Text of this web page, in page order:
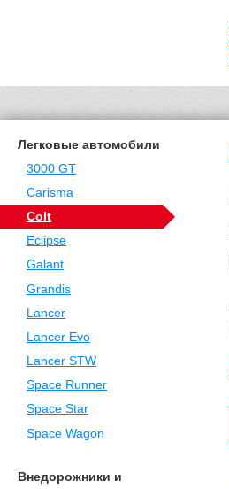
Легковые автомобили
3000 GT
Carisma
Colt
Eclipse
Galant
Grandis
Lancer
Lancer Evo
Lancer STW
Space Runner
Space Star
Space Wagon
Внедорожники и